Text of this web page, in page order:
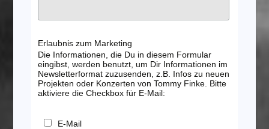
Erlaubnis zum Marketing
Die Informationen, die Du in diesem Formular
eingibst, werden benutzt, um Dir Informationen im
Newsletterformat zuzusenden, z.B. Infos zu neuen
Projekten oder Konzerten von Tommy Finke. Bitte
aktiviere die Checkbox für E-Mail:
E-Mail